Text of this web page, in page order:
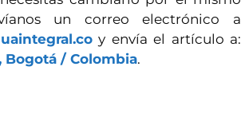
un correo electrónico a
y envía el artículo a:
Bogotá / Colombia.